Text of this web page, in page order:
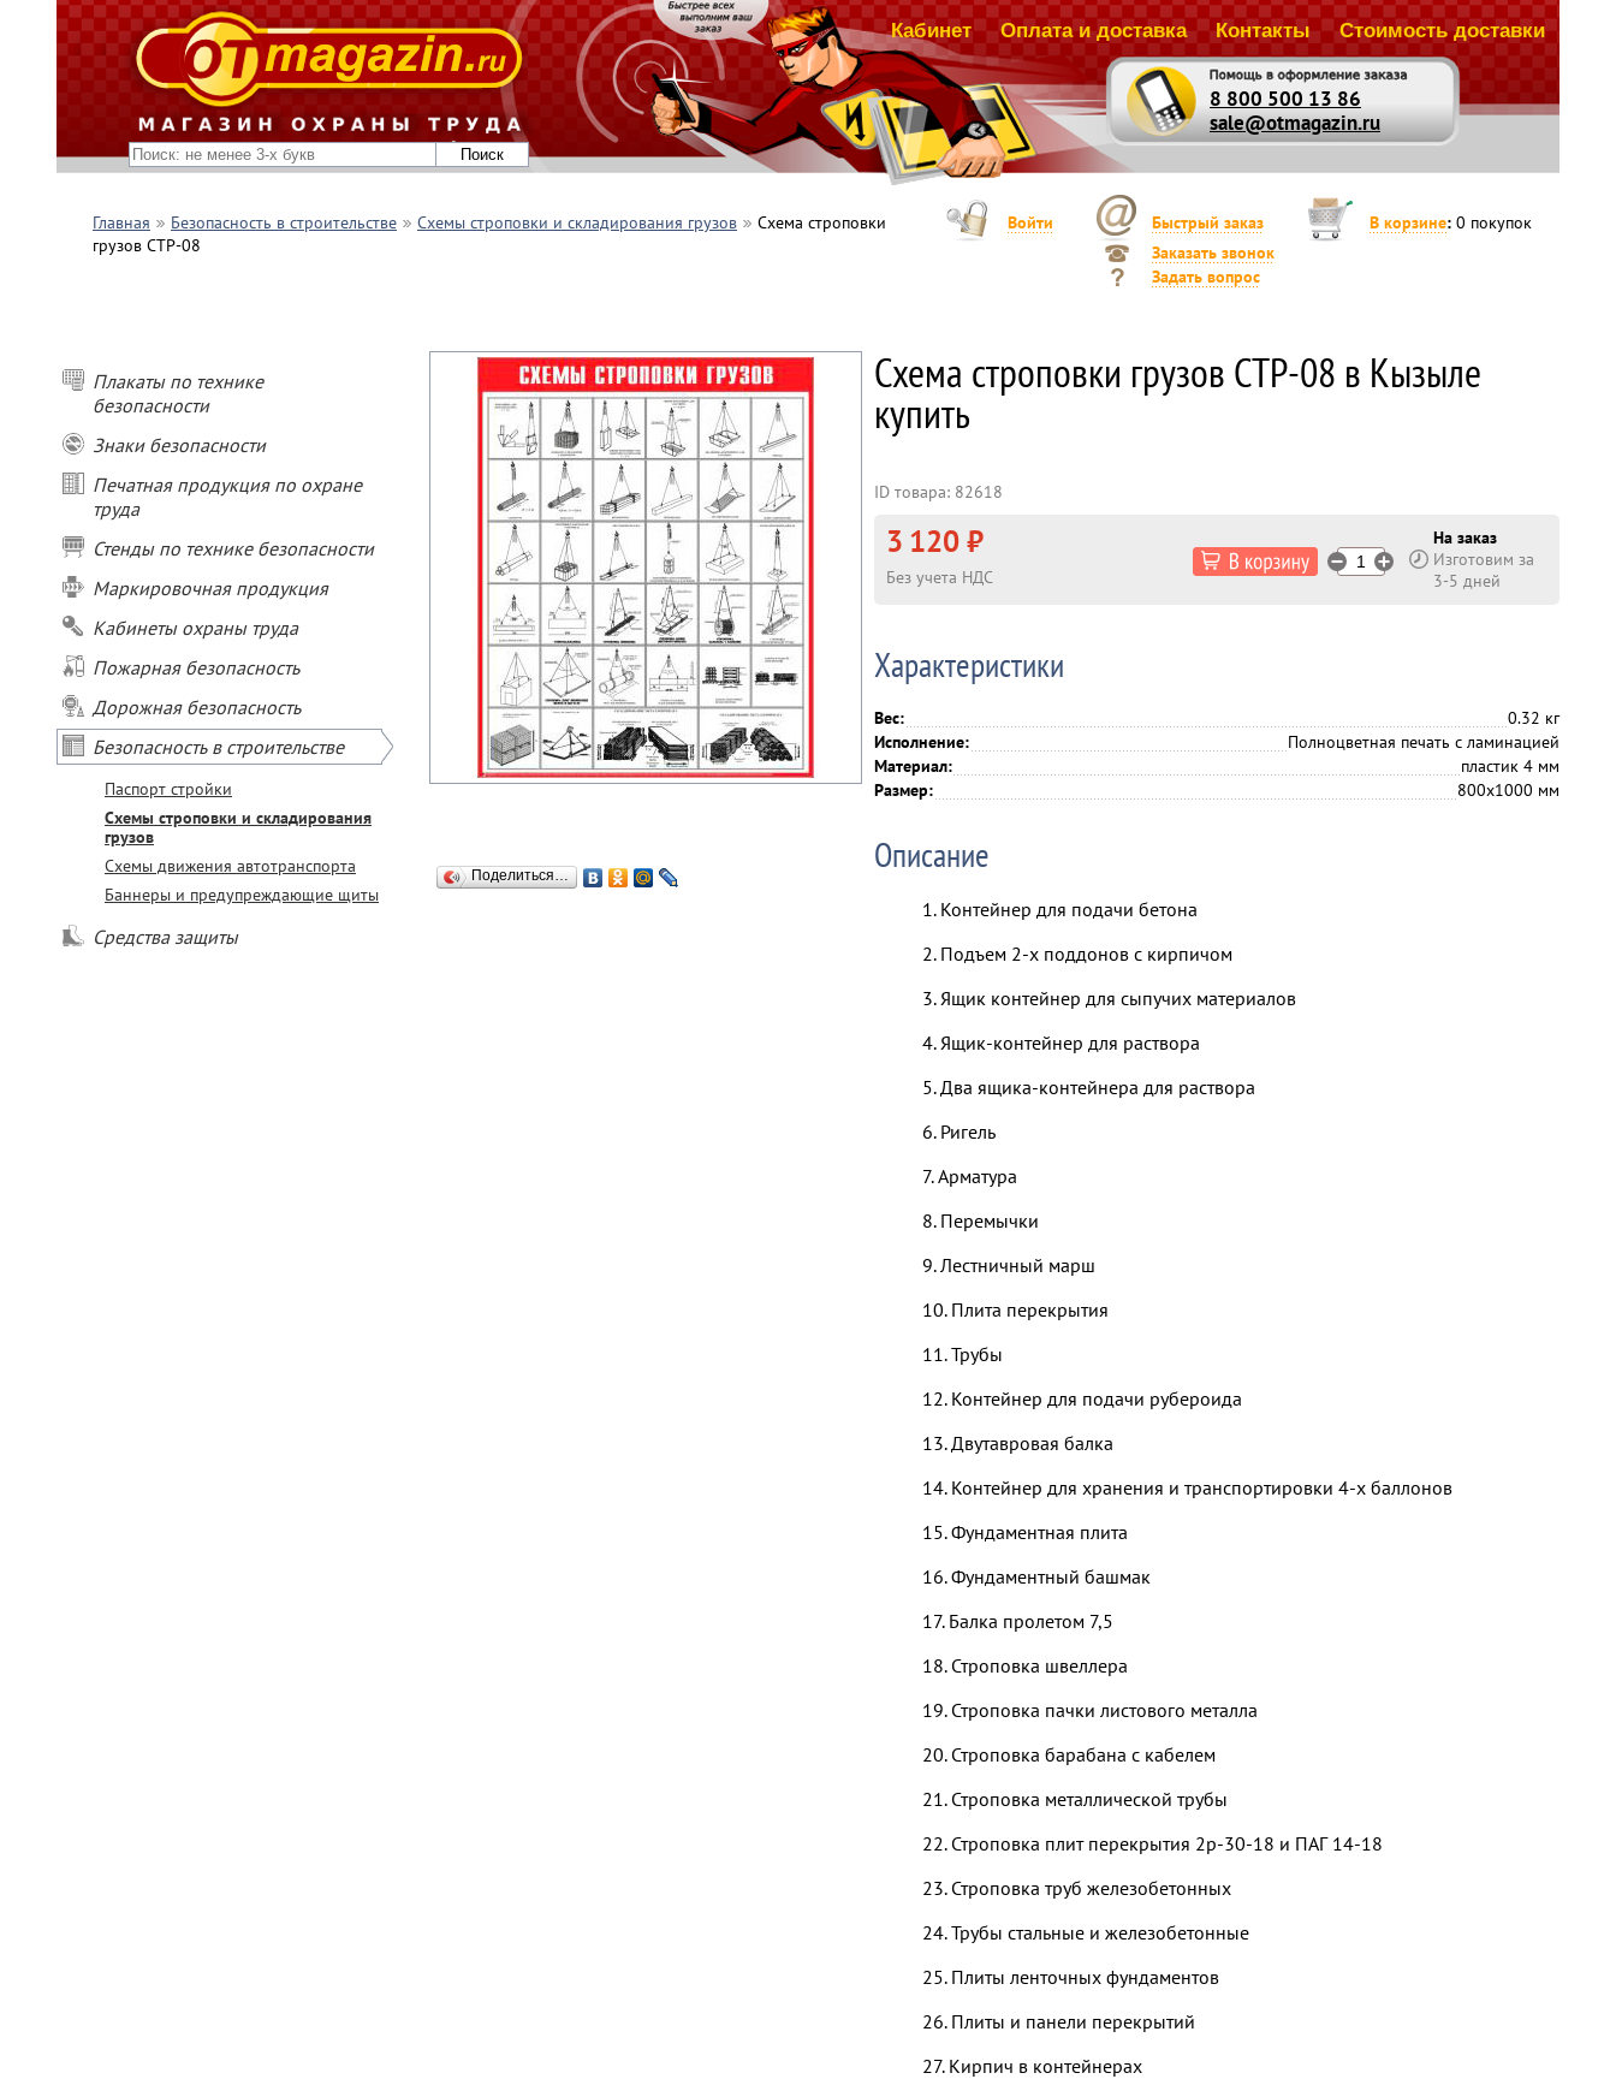
8 800 500 13 86
sale@otmagazin.ru
Кабинет Оплата и доставка Контакты Стоимость доставки
Главная Безопасность в строительстве Схемы строповки и складирования грузов
Схема строповки
грузов СТР-08
Войти Быстрый заказ В корзине: 0 покупок
Заказать звонок
Задать вопрос
Плакаты по технике
безопасности
Знаки безопасности
Печатная продукция по охране
труда
Стенды по технике безопасности
Маркировочная продукция
Кабинеты охраны труда
Пожарная безопасность
Дорожная безопасность
Безопасность в строительстве
Паспорт стройки
Схемы строповки и складирования
грузов
Схемы движения автотранспорта
Баннеры и предупреждающие щиты
Средства защиты
Поделиться…
Схема строповки грузов СТР-08 в Кызыле
купить
ID товара: 82618
3 120 ₽
Без учета НДС
На заказ
Изготовим за
3-5 дней
Характеристики
Вес:
0.32 кг
Исполнение:
Полноцветная печать с ламинацией
Материал:
пластик 4 мм
Размер:
800х1000 мм
Описание
1. Контейнер для подачи бетона
2. Подъем 2-х поддонов с кирпичом
3. Ящик контейнер для сыпучих материалов
4. Ящик-контейнер для раствора
5. Два ящика-контейнера для раствора
6. Ригель
7. Арматура
8. Перемычки
9. Лестничный марш
10. Плита перекрытия
11. Трубы
12. Контейнер для подачи рубероида
13. Двутавровая балка
14. Контейнер для хранения и транспортировки 4-х баллонов
15. Фундаментная плита
16. Фундаментный башмак
17. Балка пролетом 7,5
18. Строповка швеллера
19. Строповка пачки листового металла
20. Строповка барабана с кабелем
21. Строповка металлической трубы
22. Строповка плит перекрытия 2р-30-18 и ПАГ 14-18
23. Строповка труб железобетонных
24. Трубы стальные и железобетонные
25. Плиты ленточных фундаментов
26. Плиты и панели перекрытий
27. Кирпич в контейнерах